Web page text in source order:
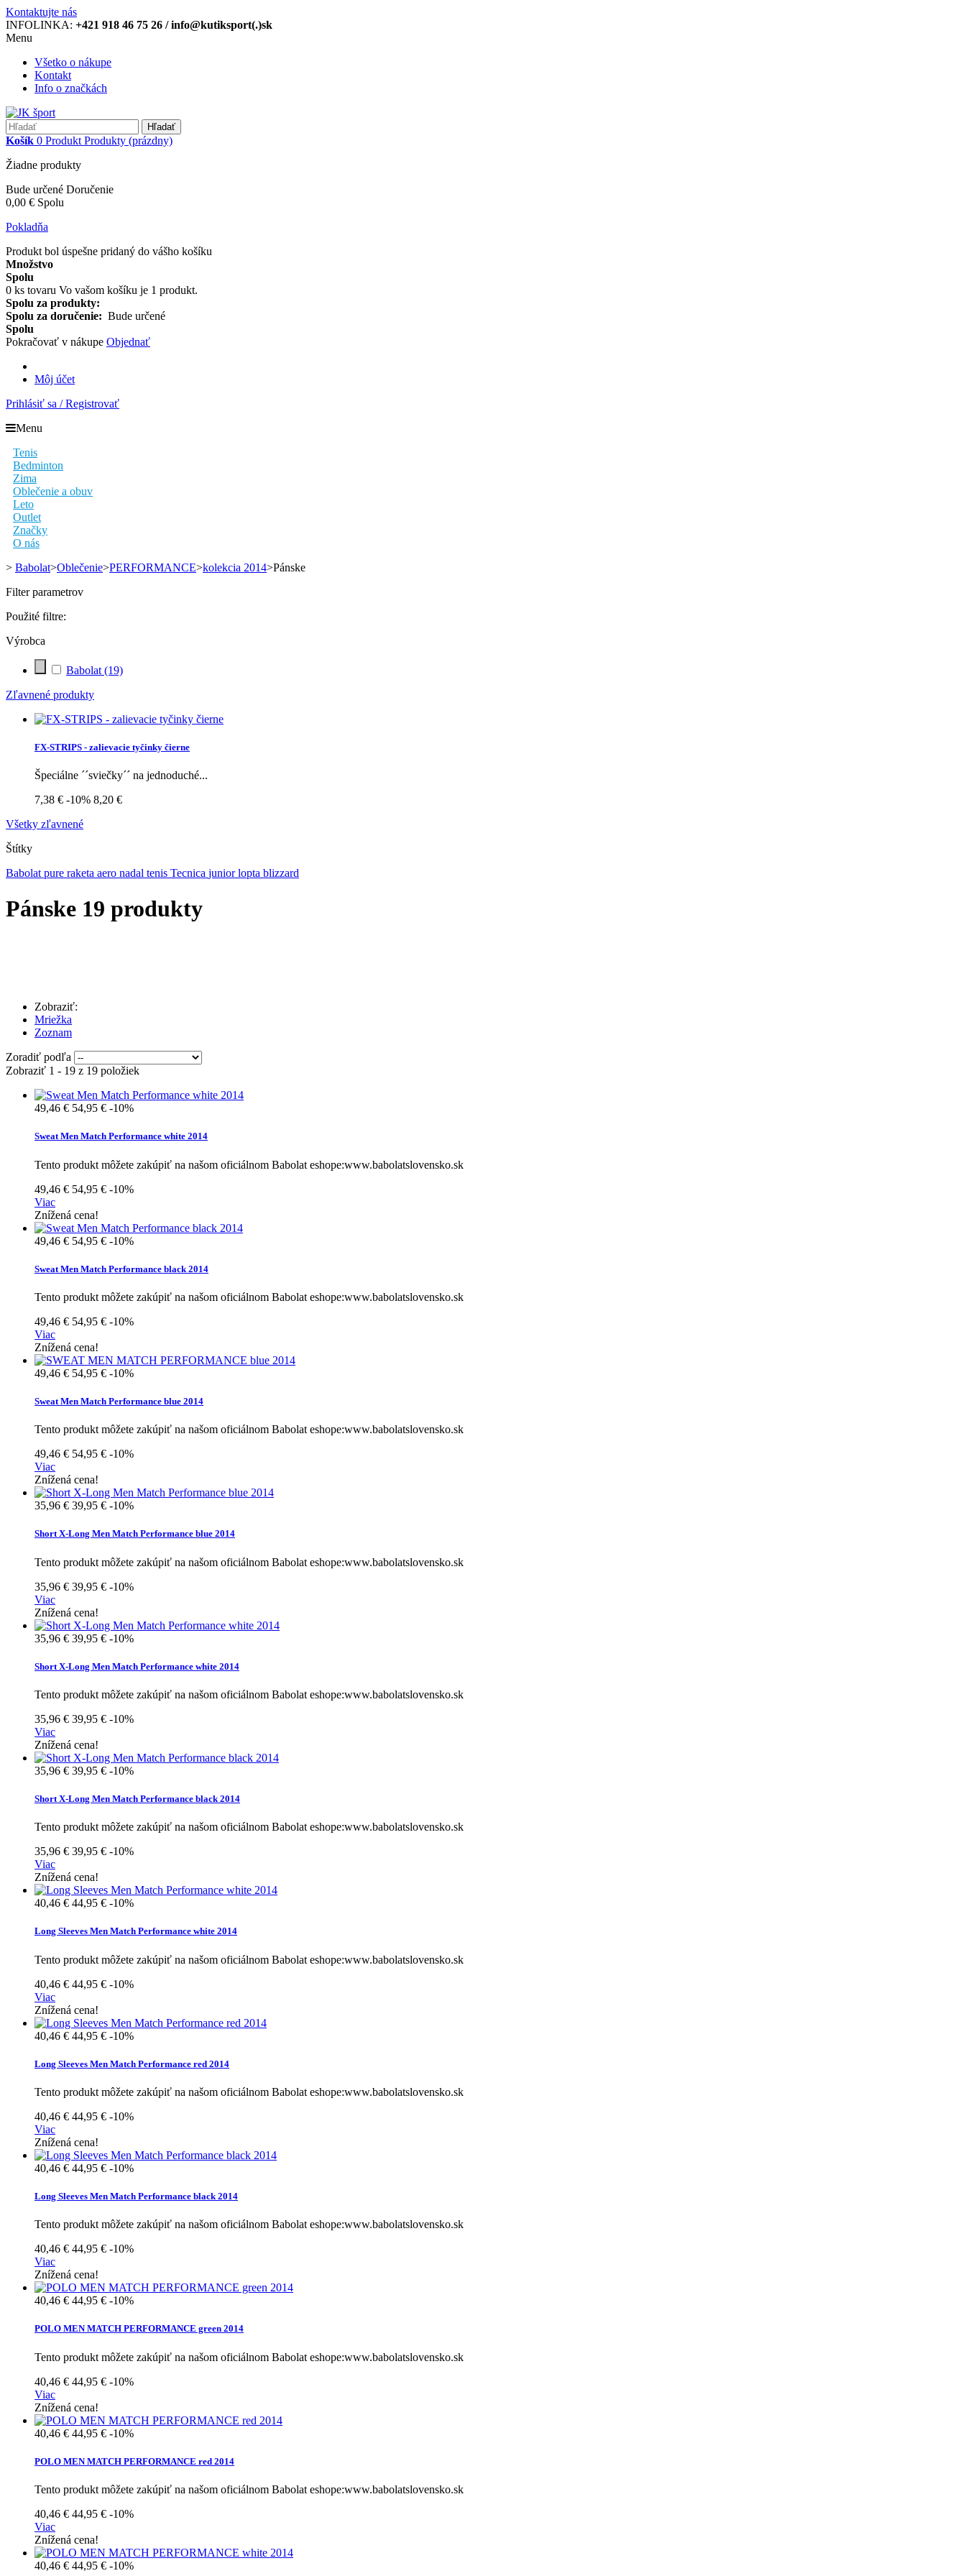
Kontaktujte nás
INFOLINKA: +421 918 46 75 26 / info@kutiksport(.)sk
Menu
Všetko o nákupe
Kontakt
Info o značkách
Hľadať
Košík 0 Produkt Produkty (prázdny)
Žiadne produkty
Bude určené Doručenie
0,00 € Spolu
Pokladňa
Produkt bol úspešne pridaný do vášho košíku
Množstvo
Spolu
0 ks tovaru Vo vašom košíku je 1 produkt.
Spolu za produkty:
Spolu za doručenie: Bude určené
Spolu
Pokračovať v nákupe Objednať
Môj účet
Prihlásiť sa / Registrovať
Menu
Tenis
Bedminton
Zima
Oblečenie a obuv
Leto
Outlet
Značky
O nás
> Babolat>Oblečenie>PERFORMANCE>kolekcia 2014>Pánske
Filter parametrov
Použité filtre:
Výrobca
Babolat (19)
Zľavnené produkty
FX-STRIPS - zalievacie tyčinky čierne
Špeciálne ´´sviečky´´ na jednoduché...
7,38 € -10% 8,20 €
Všetky zľavnené
Štítky
Babolat pure raketa aero nadal tenis Tecnica juniorlopta blizzard
Pánske 19 produkty
Zobraziť:
Mriežka
Zoznam
Zoradiť podľa
Zobraziť 1 - 19 z 19 položiek
49,46 € 54,95 € -10%
Sweat Men Match Performance white 2014
Tento produkt môžete zakúpiť na našom oficiálnom Babolat eshope:www.babolatslovensko.sk
49,46 € 54,95 € -10%
Viac
Znížená cena!
49,46 € 54,95 € -10%
Sweat Men Match Performance black 2014
Tento produkt môžete zakúpiť na našom oficiálnom Babolat eshope:www.babolatslovensko.sk
49,46 € 54,95 € -10%
Viac
Znížená cena!
49,46 € 54,95 € -10%
Sweat Men Match Performance blue 2014
Tento produkt môžete zakúpiť na našom oficiálnom Babolat eshope:www.babolatslovensko.sk
49,46 € 54,95 € -10%
Viac
Znížená cena!
35,96 € 39,95 € -10%
Short X-Long Men Match Performance blue 2014
Tento produkt môžete zakúpiť na našom oficiálnom Babolat eshope:www.babolatslovensko.sk
35,96 € 39,95 € -10%
Viac
Znížená cena!
35,96 € 39,95 € -10%
Short X-Long Men Match Performance white 2014
Tento produkt môžete zakúpiť na našom oficiálnom Babolat eshope:www.babolatslovensko.sk
35,96 € 39,95 € -10%
Viac
Znížená cena!
35,96 € 39,95 € -10%
Short X-Long Men Match Performance black 2014
Tento produkt môžete zakúpiť na našom oficiálnom Babolat eshope:www.babolatslovensko.sk
35,96 € 39,95 € -10%
Viac
Znížená cena!
40,46 € 44,95 € -10%
Long Sleeves Men Match Performance white 2014
Tento produkt môžete zakúpiť na našom oficiálnom Babolat eshope:www.babolatslovensko.sk
40,46 € 44,95 € -10%
Viac
Znížená cena!
40,46 € 44,95 € -10%
Long Sleeves Men Match Performance red 2014
Tento produkt môžete zakúpiť na našom oficiálnom Babolat eshope:www.babolatslovensko.sk
40,46 € 44,95 € -10%
Viac
Znížená cena!
40,46 € 44,95 € -10%
Long Sleeves Men Match Performance black 2014
Tento produkt môžete zakúpiť na našom oficiálnom Babolat eshope:www.babolatslovensko.sk
40,46 € 44,95 € -10%
Viac
Znížená cena!
40,46 € 44,95 € -10%
POLO MEN MATCH PERFORMANCE green 2014
Tento produkt môžete zakúpiť na našom oficiálnom Babolat eshope:www.babolatslovensko.sk
40,46 € 44,95 € -10%
Viac
Znížená cena!
40,46 € 44,95 € -10%
POLO MEN MATCH PERFORMANCE red 2014
Tento produkt môžete zakúpiť na našom oficiálnom Babolat eshope:www.babolatslovensko.sk
40,46 € 44,95 € -10%
Viac
Znížená cena!
40,46 € 44,95 € -10%